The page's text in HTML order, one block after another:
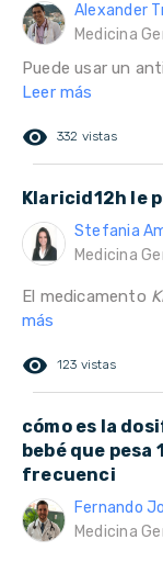
Alexander
Medicina
Puede usar un
Leer más
remove_red_eye 332 vistas
Klaricid12h le
Stefania
Medicina
El medicamento
más
remove_red_eye 123 vistas
cómo es la
bebé que
frecuenci
Fernando
Medicina